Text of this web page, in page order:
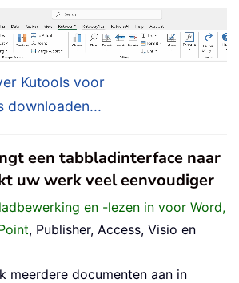
Kutools voor
downloaden...
een tabbladinterface naar
uw werk veel eenvoudiger
en -lezen in voor Word,
, Publisher, Access, Visio en
meerdere documenten aan in